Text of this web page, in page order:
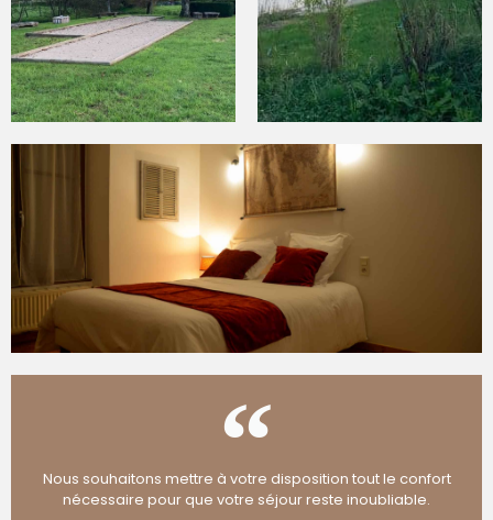
Nous souhaitons mettre à votre disposition tout le confort
nécessaire pour que votre séjour reste inoubliable.